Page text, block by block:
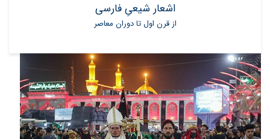
اشعار شیعیِ فارسی
از قرن اول تا دوران معاصر